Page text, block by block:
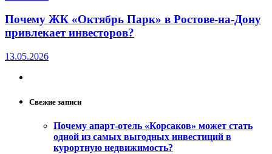
Почему ЖК «Октябрь Парк» в Ростове-на-Дону
привлекает инвесторов?
13.05.2026
Свежие записи
Почему апарт-отель «Корсаков» может стать
одной из самых выгодных инвестиций в
курортную недвижимость?